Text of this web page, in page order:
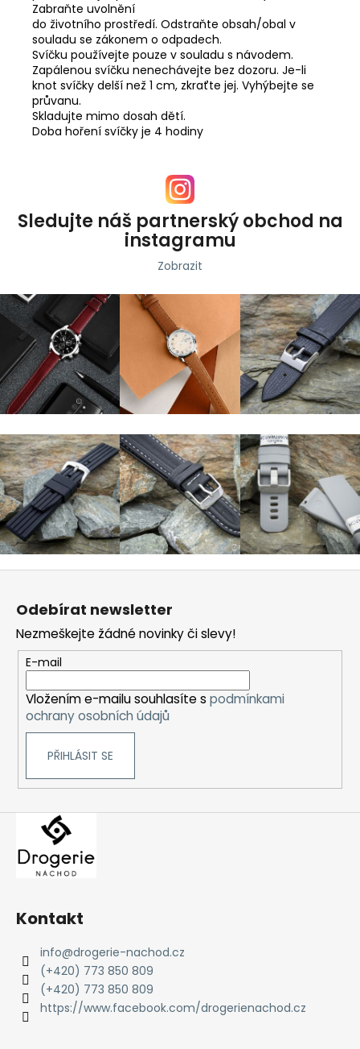
Zabraňte uvolnění
do životního prostředí. Odstraňte obsah/obal v
souladu se zákonem o odpadech.
Svíčku používejte pouze v souladu s návodem.
Zapálenou svíčku nenechávejte bez dozoru. Je-li
knot svíčky delší než 1 cm, zkraťte jej. Vyhýbejte se
průvanu.
Skladujte mimo dosah dětí.
Doba hoření svíčky je 4 hodiny
Sledujte náš partnerský obchod na
instagramu
Zobrazit
Odebírat newsletter
Nezmeškejte žádné novinky či slevy!
E-mail
Vložením e-mailu souhlasíte s podmínkami
ochrany osobních údajů
PŘIHLÁSIT SE
Kontakt
info@drogerie-nachod.cz
(+420) 773 850 809
(+420) 773 850 809
https://www.facebook.com/drogerienachod.cz